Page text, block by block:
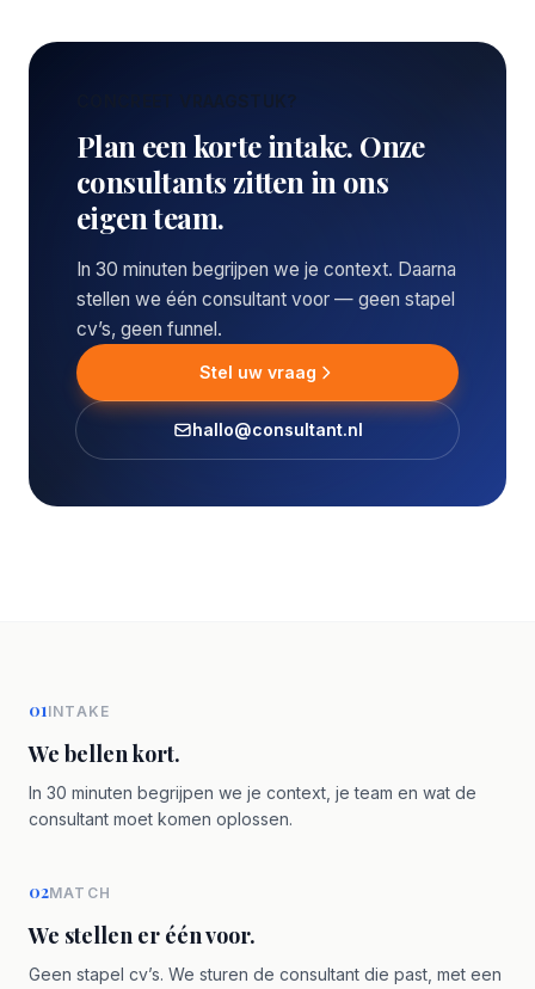
CONCREET VRAAGSTUK?
Plan een korte intake. Onze
consultants zitten in ons
eigen team.
In 30 minuten begrijpen we je context. Daarna
stellen we één consultant voor — geen stapel
cv’s, geen funnel.
Stel uw vraag
hallo@consultant.nl
01INTAKE
We bellen kort.
In 30 minuten begrijpen we je context, je team en wat de
consultant moet komen oplossen.
02MATCH
We stellen er één voor.
Geen stapel cv’s. We sturen de consultant die past, met een